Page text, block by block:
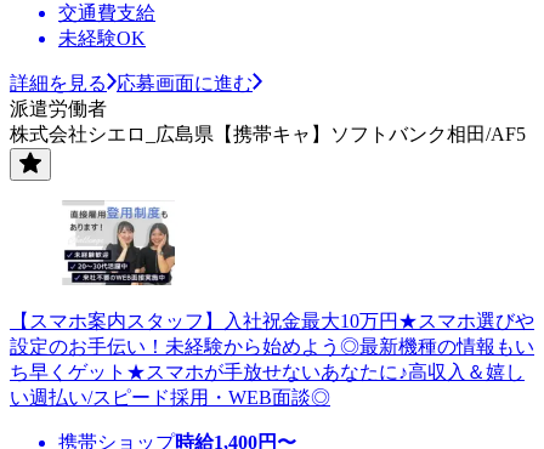
交通費支給
未経験OK
詳細を見る
応募画面に進む
派遣労働者
株式会社シエロ_広島県【携帯キャ】ソフトバンク相田/AF5
【スマホ案内スタッフ】入社祝金最大10万円★スマホ選びや
設定のお手伝い！未経験から始めよう◎最新機種の情報もい
ち早くゲット★スマホが手放せないあなたに♪高収入＆嬉し
い週払い/スピード採用・WEB面談◎
携帯ショップ時給1,400円〜